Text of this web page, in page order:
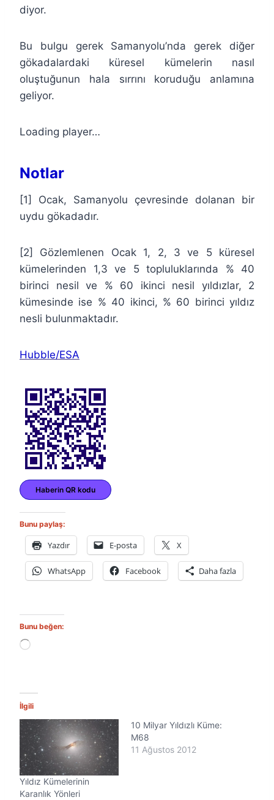
diyor.
Bu bulgu gerek Samanyolu’nda gerek diğer
gökadalardaki küresel kümelerin nasıl
oluştuğunun hala sırrını koruduğu anlamına
geliyor.
Loading player…
Notlar
[1] Ocak, Samanyolu çevresinde dolanan bir
uydu gökadadır.
[2] Gözlemlenen Ocak 1, 2, 3 ve 5 küresel
kümelerinden 1,3 ve 5 topluluklarında % 40
birinci nesil ve % 60 ikinci nesil yıldızlar, 2
kümesinde ise % 40 ikinci, % 60 birinci yıldız
nesli bulunmaktadır.
Hubble/ESA
Haberin QR kodu
Bunu paylaş:
Yazdır E-posta X
WhatsApp Facebook Daha fazla
Bunu beğen:
Y
n
y
o
r
.
.
İlgili
Yıldız Kümelerinin
Karanlık Yönleri
10 Milyar Yıldızlı Küme:
M68
11 Ağustos 2012